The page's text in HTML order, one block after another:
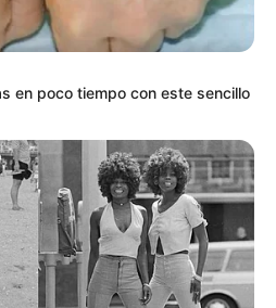
“Raponazo” le
a una mujer en el
en poco tiempo con este sencillo